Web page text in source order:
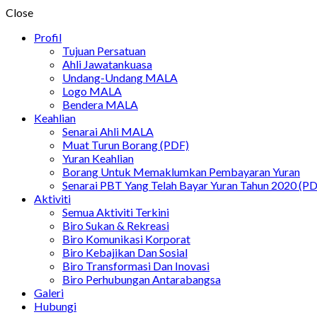
Close
Profil
Tujuan Persatuan
Ahli Jawatankuasa
Undang-Undang MALA
Logo MALA
Bendera MALA
Keahlian
Senarai Ahli MALA
Muat Turun Borang (PDF)
Yuran Keahlian
Borang Untuk Memaklumkan Pembayaran Yuran
Senarai PBT Yang Telah Bayar Yuran Tahun 2020
Aktiviti
Semua Aktiviti Terkini
Biro Sukan & Rekreasi
Biro Komunikasi Korporat
Biro Kebajikan Dan Sosial
Biro Transformasi Dan Inovasi
Biro Perhubungan Antarabangsa
Galeri
Hubungi